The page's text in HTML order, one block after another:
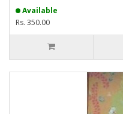
Available
Rs. 350.00